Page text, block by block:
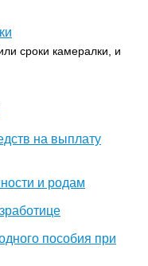
сроки камералки, и
на выплату
и родам
пособия при